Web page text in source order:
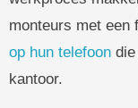
monteurs met een
op hun telefoon
kantoor.